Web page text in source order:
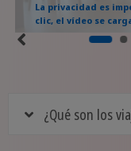
La privacidad es
clic, el vídeo se
¿Qué son los